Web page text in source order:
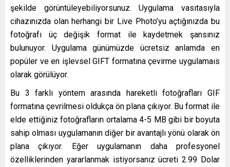
şekilde görüntüleyebiliyorsunuz. Uygulama vasıtasıyla
cihazınızda olan herhangi bir Live Photo’yu açtığınızda bu
fotoğrafı üç değişik format ile kaydetmek şansınız
bulunuyor. Uygulama günümüzde ücretsiz anlamda en
popüler ve en işlevsel GIFT formatına çevirme uygulamaıs
olarak görülüyor.
Bu 3 farklı yöntem arasında hareketli fotoğrafları GIF
formatına çevrilmesi oldukça ön plana çıkıyor. Bu format ile
elde ettiğiniz fotoğrafların ortalama 4-5 MB gibi bir boyuta
sahip olması uygulamanın diğer bir avantajlı yönü olarak ön
plana çıkıyor. Eğer uygulamanın daha profesyonel
özelliklerinden yararlanmak istiyorsanız ücreti 2.99 Dolar